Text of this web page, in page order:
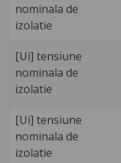
nominala de
izolatie
[Ui] tensiune
nominala de
izolatie
[Ui] tensiune
nominala de
izolatie